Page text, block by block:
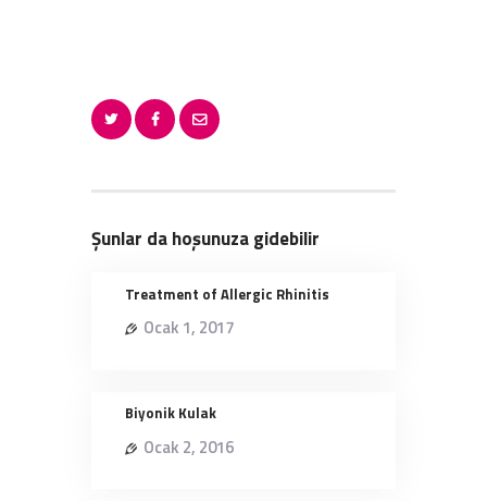
Şunlar da hoşunuza gidebilir
Treatment of Allergic Rhinitis
Ocak 1, 2017
Biyonik Kulak
Ocak 2, 2016